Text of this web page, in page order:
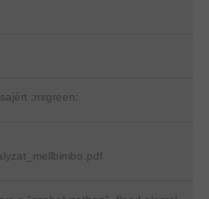
:mrgreen: